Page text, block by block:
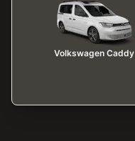
Volkswagen Caddy